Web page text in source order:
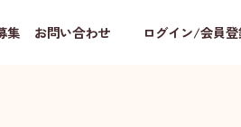
集 お問い合わせ ログイン/会員